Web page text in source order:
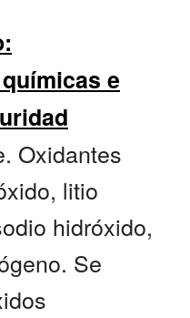
e
Oxidantes
litio
hidróxido,
Se